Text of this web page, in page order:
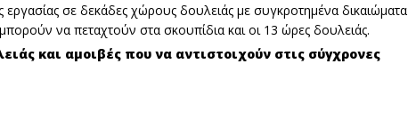
σε δεκάδες χώρους δουλειάς με συγκροτημένα δικαιώματα
να πεταχτούν στα σκουπίδια και οι 13 ώρες δουλειάς.
και αμοιβές που να αντιστοιχούν στις σύγχρονες